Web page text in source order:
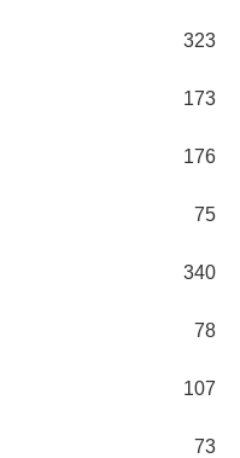
323
173
176
75
340
78
107
73